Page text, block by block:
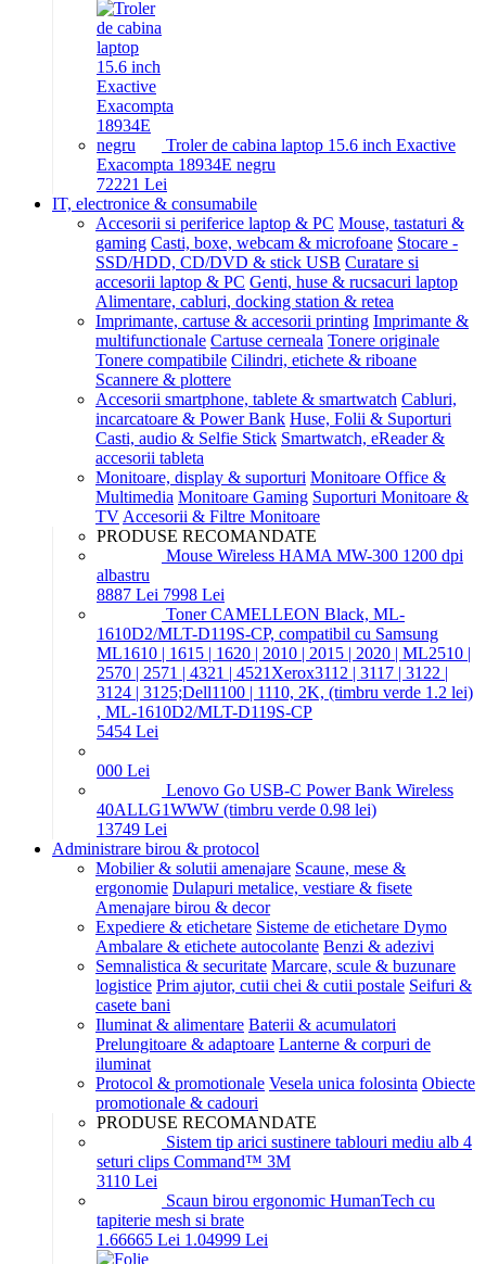
Troler de cabina laptop 15.6 inch Exactive
Exacompta 18934E negru
72221 Lei
IT, electronice & consumabile
Accesorii si periferice laptop & PC Mouse, tastaturi &
gaming Casti, boxe, webcam & microfoane Stocare -
SSD/HDD, CD/DVD & stick USB Curatare si
accesorii laptop & PC Genti, huse & rucsacuri laptop
Alimentare, cabluri, docking station & retea
Imprimante, cartuse & accesorii printing Imprimante &
multifunctionale Cartuse cerneala Tonere originale
Tonere compatibile Cilindri, etichete & riboane
Scannere & plottere
Accesorii smartphone, tablete & smartwatch Cabluri,
incarcatoare & Power Bank Huse, Folii & Suporturi
Casti, audio & Selfie Stick Smartwatch, eReader &
accesorii tableta
Monitoare, display & suporturi Monitoare Office &
Multimedia Monitoare Gaming Suporturi Monitoare &
TV Accesorii & Filtre Monitoare
PRODUSE RECOMANDATE
Mouse Wireless HAMA MW-300 1200 dpi
albastru
8887 Lei 7998 Lei
Toner CAMELLEON Black, ML-
1610D2/MLT-D119S-CP, compatibil cu Samsung
ML1610 | 1615 | 1620 | 2010 | 2015 | 2020 | ML2510 |
2570 | 2571 | 4321 | 4521Xerox3112 | 3117 | 3122 |
3124 | 3125;Dell1100 | 1110, 2K, (timbru verde 1.2 lei)
, ML-1610D2/MLT-D119S-CP
5454 Lei
000 Lei
Lenovo Go USB-C Power Bank Wireless
40ALLG1WWW (timbru verde 0.98 lei)
13749 Lei
Administrare birou & protocol
Mobilier & solutii amenajare Scaune, mese &
ergonomie Dulapuri metalice, vestiare & fisete
Amenajare birou & decor
Expediere & etichetare Sisteme de etichetare Dymo
Ambalare & etichete autocolante Benzi & adezivi
Semnalistica & securitate Marcare, scule & buzunare
logistice Prim ajutor, cutii chei & cutii postale Seifuri &
casete bani
Iluminat & alimentare Baterii & acumulatori
Prelungitoare & adaptoare Lanterne & corpuri de
iluminat
Protocol & promotionale Vesela unica folosinta Obiecte
promotionale & cadouri
PRODUSE RECOMANDATE
Sistem tip arici sustinere tablouri mediu alb 4
seturi clips Command™ 3M
3110 Lei
Scaun birou ergonomic HumanTech cu
tapiterie mesh si brate
1.66665 Lei 1.04999 Lei